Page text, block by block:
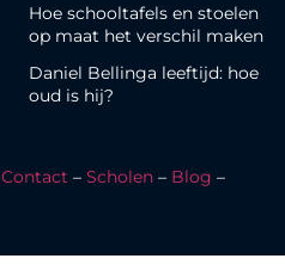
Hoe schooltafels en stoelen
op maat het verschil maken
Daniel Bellinga leeftijd: hoe
oud is hij?
Contact – Scholen – Blog –